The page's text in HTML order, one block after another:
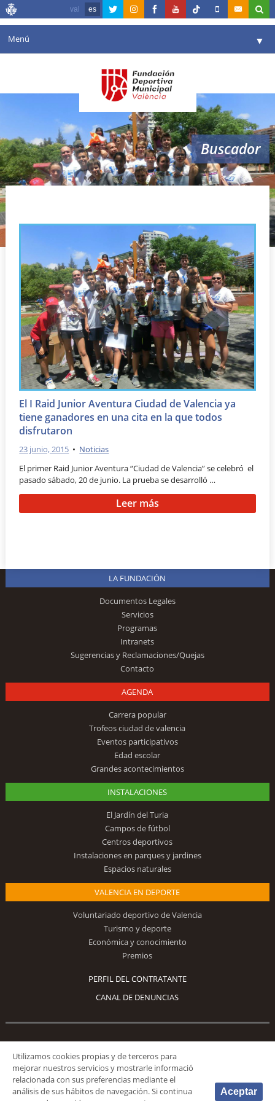
val es
Menú ▼
Agenda
▼
Comunicación ▼
Valencia en deporte ▼
Buscador
trail valencia aventura
El I Raid Junior Aventura Ciudad de Valencia ya
tiene ganadores en una cita en la que todos
disfrutaron
23 junio, 2015 • Noticias
El primer Raid Junior Aventura “Ciudad de Valencia” se celebró el
pasado sábado, 20 de junio. La prueba se desarrolló …
Leer más
LA FUNDACIÓN
Documentos Legales
Servicios
Programas
Intranets
Sugerencias y Reclamaciones/Quejas
Contacto
AGENDA
Carrera popular
Trofeos ciudad de valencia
Eventos participativos
Edad escolar
Grandes acontecimientos
INSTALACIONES
El Jardín del Turia
Campos de fútbol
Centros deportivos
Instalaciones en parques y jardines
Espacios naturales
VALENCIA EN DEPORTE
Voluntariado deportivo de Valencia
Turismo y deporte
Económica y conocimiento
Premios
PERFIL DEL CONTRATANTE
CANAL DE DENUNCIAS
Síguenos
Utilizamos cookies propias y de terceros para
mejorar nuestros servicios y mostrarle informació
relacionada con sus preferencias mediante el
análisis de sus hábitos de navegación. Si continua
Aceptar